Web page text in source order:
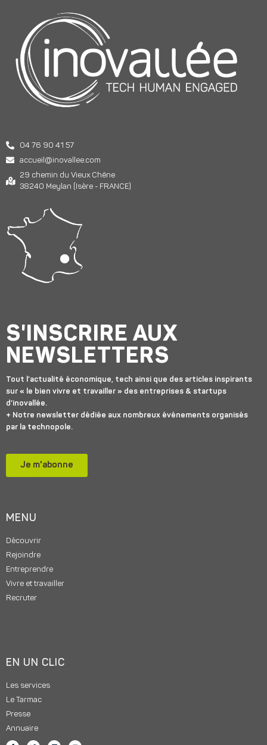
04 76 90 41 57
accueil@inovallee.com
29 chemin du Vieux Chêne
38240 Meylan (Isère - FRANCE)
S'INSCRIRE AUX
NEWSLETTERS
Tout l’actualité économique, tech ainsi que des articles inspirants
sur « le bien vivre et travailler » des entreprises & startups
d’inovallée.
+ Notre newsletter dédiée aux nombreux événements organisés
par la technopole.
Je m'abonne
MENU
Découvrir
Rejoindre
Entreprendre
Vivre et travailler
Recruter
EN UN CLIC
Les services
Le Tarmac
Presse
Annuaire